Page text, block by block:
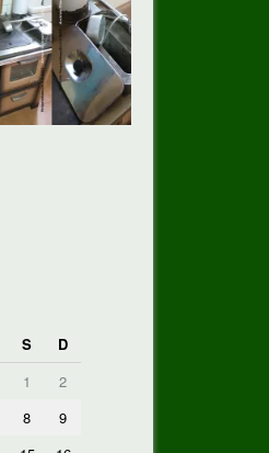
S
D
1
2
8
9